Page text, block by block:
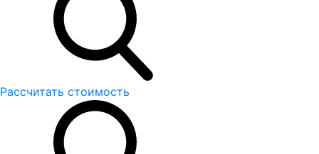
Рассчитать стоимость